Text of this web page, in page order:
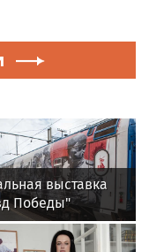
выставка
Победы"
в Томск